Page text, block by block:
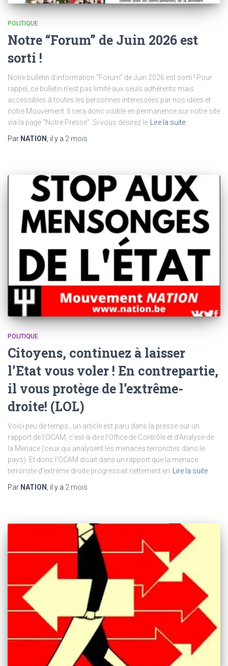
POLITIQUE
Notre “Forum” de Juin 2026 est
sorti !
Notre bulletin d’information “Forum” de Juin 2026 est sorti ! Pour
rappel, ce bulletin n’est pas limité aux seuls adhérents mais
accessibles à toutes les personnes intéressées par nos idées et
notre Mouvement. Il sera donc visible en permanence sur notre site
via la page “Notre Presse”. Si vous désirez le
Lire la suite
Par NATION , il y a 2 mois
POLITIQUE
Citoyens, continuez à laisser
l’Etat vous voler ! En contrepartie,
il vous protège de l’extrême-
droite! (LOL)
Voici peu de temps , un article est paru dans la presse sur un
rapport de l’OCAM, c’est-à-dire l’Office de Contrôle et d’Analyse de
la Menace (ceux qui analysent les menaces terroristes dans le
pays). Et donc l’OCAM disait dans un rapport que la menace
terroriste d’extrême droite progressait nettement en Lire la suite
Par NATION , il y a 2 mois